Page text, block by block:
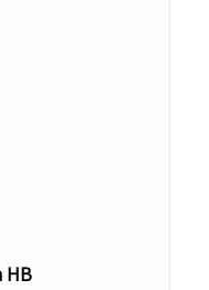
HB